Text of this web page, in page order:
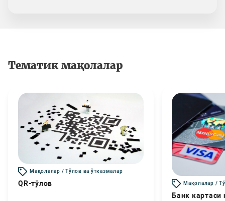
Тематик мақолалар
Мақолалар / Тўлов ва ўтказмалар
QR-тўлов Мақолалар /
Банк картаси